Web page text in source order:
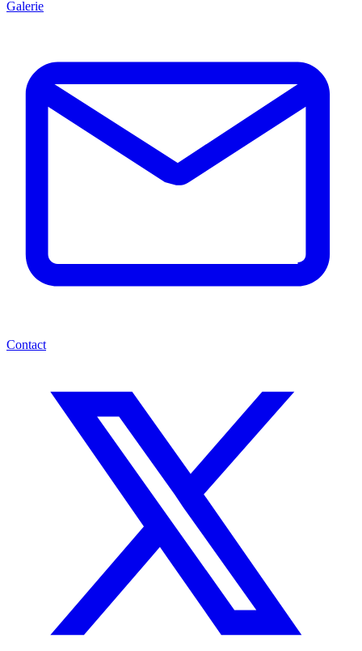
Galerie
Contact